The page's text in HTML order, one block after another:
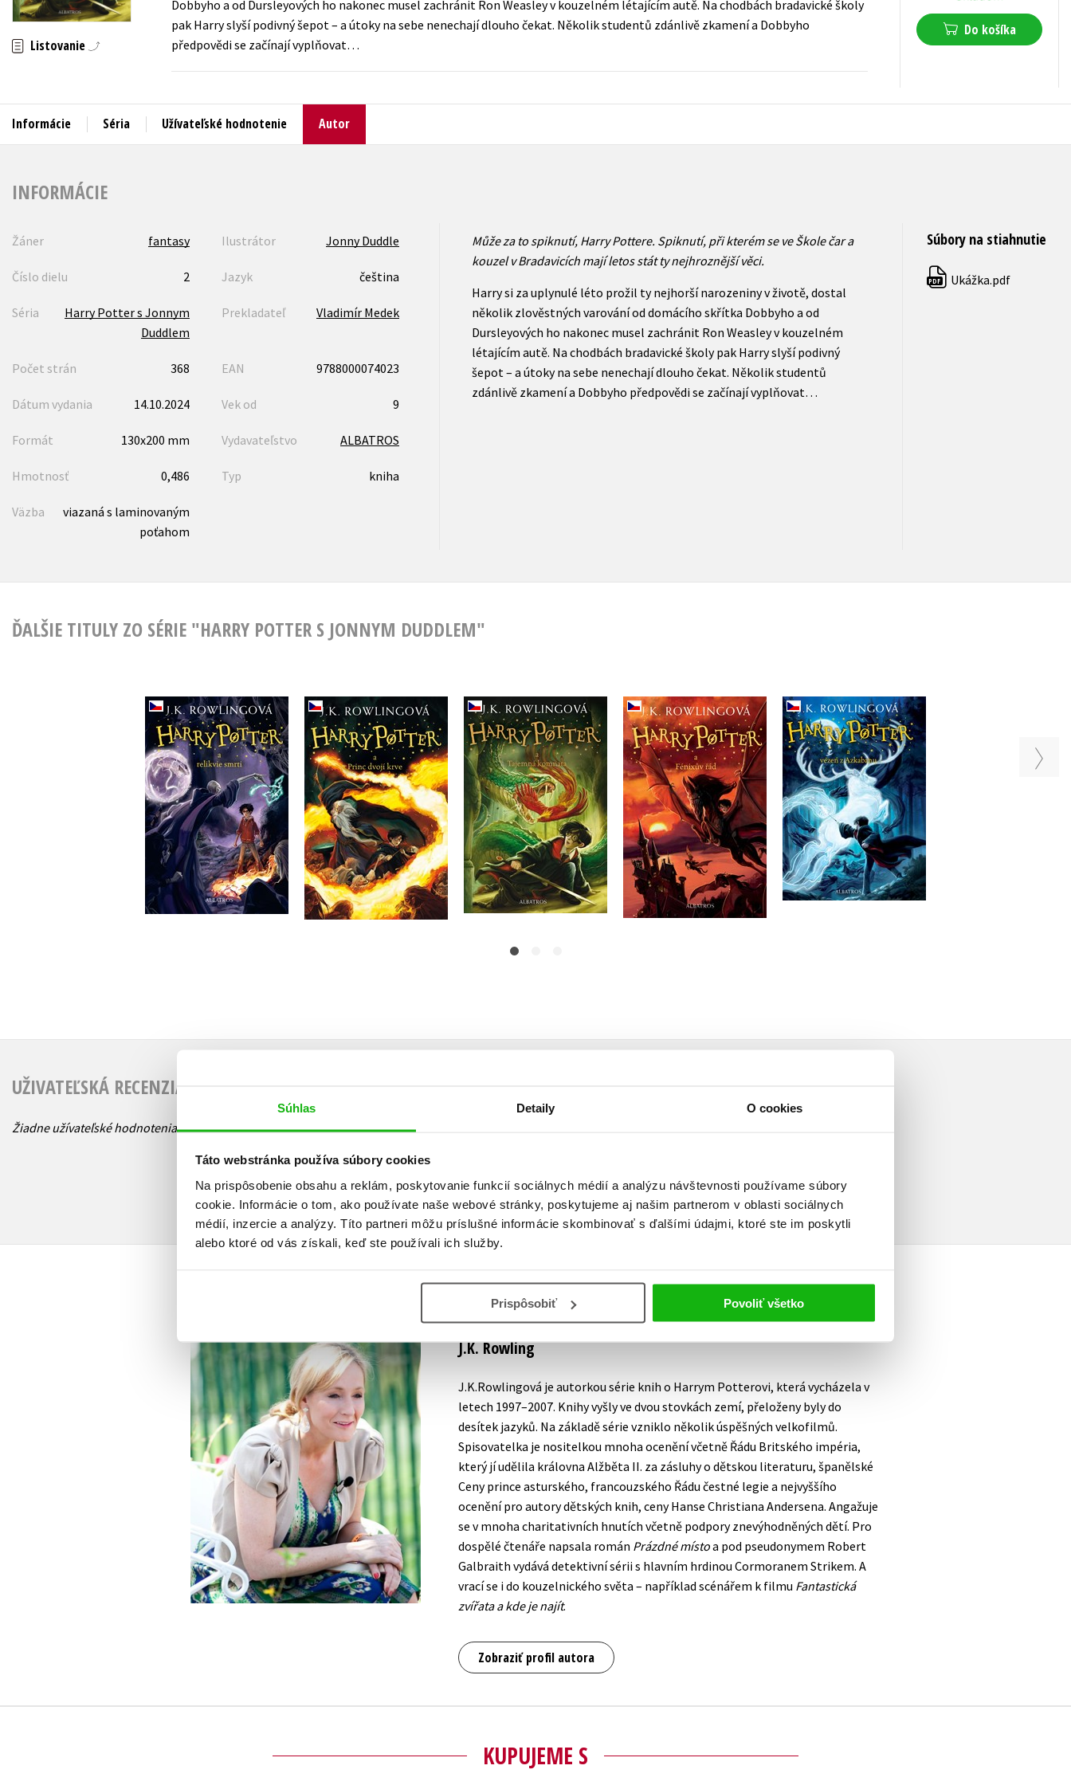
Súhlas Detaily O cookies
Táto webstránka používa súbory cookies
Na prispôsobenie obsahu a reklám, poskytovanie funkcií sociálnych médií a analýzu návštevnosti používame súbory
cookie. Informácie o tom, ako používate naše webové stránky, poskytujeme aj našim partnerom v oblasti sociálnych
médií, inzercie a analýzy. Títo partneri môžu príslušné informácie skombinovať s ďalšími údajmi, ktoré ste im poskytli
alebo ktoré od vás získali, keď ste používali ich služby.
Prispôsobiť Povoliť všetko
Humanitné a spoločenské vedy
Kariéra a osobný rozvoj
Počítače
Young adult
Listovanie
Dobbyho a od Dursleyových ho nakonec musel zachránit Ron Weasley v kouzelném létajícím autě. Na chodbách bradavické školy
pak Harry slyší podivný šepot – a útoky na sebe nenechají dlouho čekat. Několik studentů zdánlivě zkamení a Dobbyho
předpovědi se začínají vyplňovat…
Do košíka
Informácie Séria Užívateľské hodnotenie Autor
INFORMÁCIE
Žáner fantasy Ilustrátor Jonny Duddle
Číslo dielu 2 Jazyk čeština
Séria
Harry Potter s Jonnym
Duddlem
Prekladateľ Vladimír Medek
Počet strán 368 EAN 9788000074023
Dátum vydania 14.10.2024 Vek od 9
Formát 130x200 mm Vydavateľstvo ALBATROS
Hmotnosť 0,486 Typ kniha
Väzba
viazaná s laminovaným
poťahom
Může za to spiknutí, Harry Pottere. Spiknutí, při kterém se ve Škole čar a
kouzel v Bradavicích mají letos stát ty nejhroznější věci.
Harry si za uplynulé léto prožil ty nejhorší narozeniny v životě, dostal
několik zlověstných varování od domácího skřítka Dobbyho a od
Dursleyových ho nakonec musel zachránit Ron Weasley v kouzelném
létajícím autě. Na chodbách bradavické školy pak Harry slyší podivný
šepot – a útoky na sebe nenechají dlouho čekat. Několik studentů
zdánlivě zkamení a Dobbyho předpovědi se začínají vyplňovat…
Súbory na stiahnutie
PDF Ukážka.pdf
ĎALŠIE TITULY ZO SÉRIE "HARRY POTTER S JONNYM DUDDLEM"
Harry Potter a relikvie
smrti
J.K. Rowling
Do košíka
22,09 €
Harry Potter a princ
dvojí krve
J.K. Rowling
Do košíka
20,82 €
Harry Potter a
Tajemná komnata
J.K. Rowling
Do košíka
14,02 €
Harry Potter a Fénixův
řád
J.K. Rowling
Do košíka
20,82 €
Harry Potter a vězeň z
Azkabanu
J.K. Rowling
Do košíka
16,99 €
J.K. Rowling
UŽIVATEĽSKÁ RECENZIA
Žiadne užívateľské hodnotenia nie sú dostupné. Vaše hodnotenie
Používateľskú recenziu môžu vkladať len registrovaní užívatelia
Prihlásiť
AUTOR KNIHY
J.K. Rowling
J.K.Rowlingová je autorkou série knih o Harrym Potterovi, která vycházela v
letech 1997–2007. Knihy vyšly ve dvou stovkách zemí, přeloženy byly do
desítek jazyků. Na základě série vzniklo několik úspěšných velkofilmů.
Spisovatelka je nositelkou mnoha ocenění včetně Řádu Britského impéria,
který jí udělila královna Alžběta II. za zásluhy o dětskou literaturu, španělské
Ceny prince asturského, francouzského Řádu čestné legie a nejvyššího
ocenění pro autory dětských knih, ceny Hanse Christiana Andersena. Angažuje
se v mnoha charitativních hnutích včetně podpory znevýhodněných dětí. Pro
dospělé čtenáře napsala román Prázdné místoa pod pseudonymem Robert
Galbraith vydává detektivní sérii s hlavním hrdinou Cormoranem Strikem. A
vrací se i do kouzelnického světa – například scénářem k filmu Fantastická
zvířata a kde je najít.
Zobraziť profil autora
KUPUJEME S